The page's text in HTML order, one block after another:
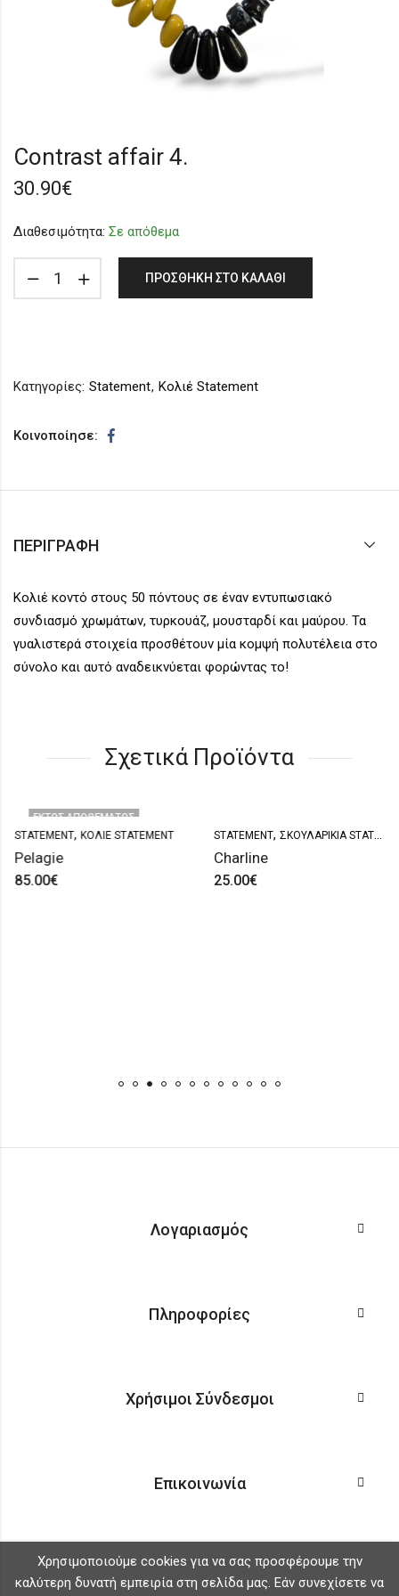
Contrast affair 4.
30.90€
Διαθεσιμότητα: Σε απόθεμα
ΠΡΟΣΘΉΚΗ ΣΤΟ ΚΑΛΆΘΙ
Κατηγορίες: Statement, Κολιέ Statement
Κοινοποίησε:
ΠΕΡΙΓΡΑΦΉ
Κολιέ κοντό στους 50 πόντους σε έναν εντυπωσιακό
συνδιασμό χρωμάτων, τυρκουάζ, μουσταρδί και μαύρου. Τα
γυαλιστερά στοιχεία προσθέτουν μία κομψή πολυτέλεια στο
σύνολο και αυτό αναδεικνύεται φορώντας το!
Σχετικά Προϊόντα
ΕΚΤΌΣ ΑΠΟΘΈΜΑΤΟΣ
STATEMENT, ΚΟΛΙΈ STATEMENT
Pelagie
85.00€
STATEMENT, ΣΚΟΥΛΑΡΊΚΙΑ STATEMENT
Charline
25.00€
Λογαριασμός
Πληροφορίες
Χρήσιμοι Σύνδεσμοι
Επικοινωνία
Χρησιμοποιούμε cookies για να σας προσφέρουμε την
καλύτερη δυνατή εμπειρία στη σελίδα μας. Εάν συνεχίσετε να